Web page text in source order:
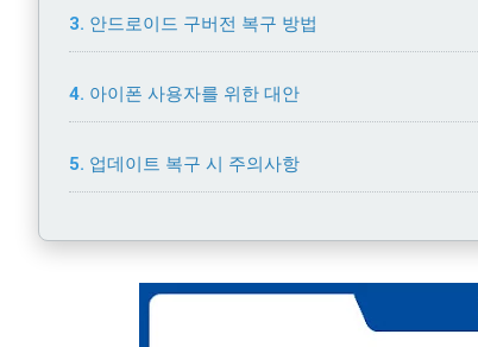
안드로이드 구버전 복구 방법
아이폰 사용자를 위한 대안
업데이트 복구 시 주의사항